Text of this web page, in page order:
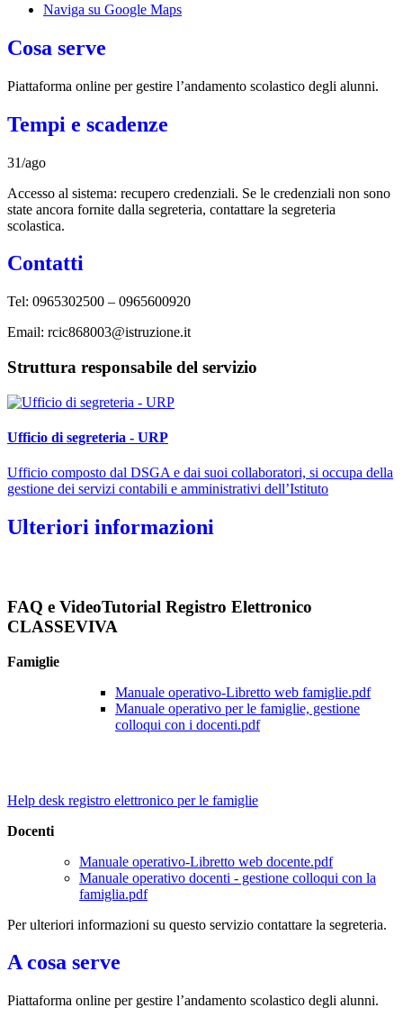
Naviga su Google Maps
Cosa serve
Piattaforma online per gestire l’andamento scolastico degli alunni.
Tempi e scadenze
31/ago
Accesso al sistema: recupero credenziali. Se le credenziali non sono
state ancora fornite dalla segreteria, contattare la segreteria
scolastica.
Contatti
Tel: 0965302500 – 0965600920
Email: rcic868003@istruzione.it
Struttura responsabile del servizio
Ufficio di segreteria - URP
Ufficio composto dal DSGA e dai suoi collaboratori, si occupa della
gestione dei servizi contabili e amministrativi dell’Istituto
Ulteriori informazioni
FAQ e VideoTutorial Registro Elettronico
CLASSEVIVA
Famiglie
Manuale operativo-Libretto web famiglie.pdf
Manuale operativo per le famiglie, gestione
colloqui con i docenti.pdf
Help desk registro elettronico per le famiglie
Docenti
Manuale operativo-Libretto web docente.pdf
Manuale operativo docenti - gestione colloqui con la
famiglia.pdf
Per ulteriori informazioni su questo servizio contattare la segreteria.
A cosa serve
Piattaforma online per gestire l’andamento scolastico degli alunni.